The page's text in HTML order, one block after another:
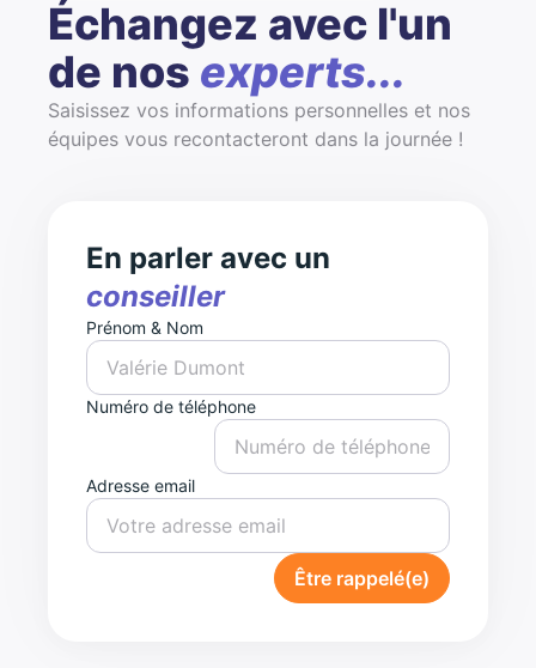
Échangez avec l'un
de nos experts...
Saisissez vos informations personnelles et nos
équipes vous recontacteront dans la journée !
En parler avec un
conseiller
Prénom & Nom
Numéro de téléphone
Adresse email
Être rappelé(e)